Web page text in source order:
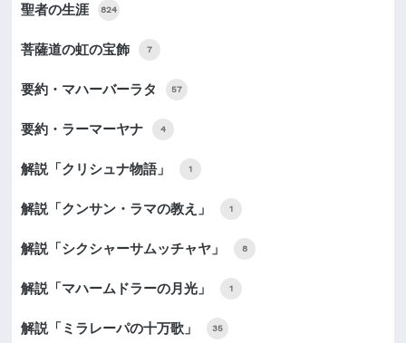
聖者の生涯 824
菩薩道の虹の宝飾 7
要約・マハーバーラタ 57
要約・ラーマーヤナ 4
解説「クリシュナ物語」 1
解説「クンサン・ラマの教え」 1
解説「シクシャーサムッチャヤ」 8
解説「マハームドラーの月光」 1
解説「ミラレーパの十万歌」 35